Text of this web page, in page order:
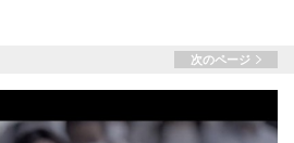
次のページ